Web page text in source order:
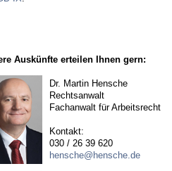
Auskünfte erteilen Ihnen gern:
Dr. Martin Hensche
Rechtsanwalt
Fachanwalt für Arbeitsrecht
Kontakt:
030 / 26 39 620
hensche@hensche.de